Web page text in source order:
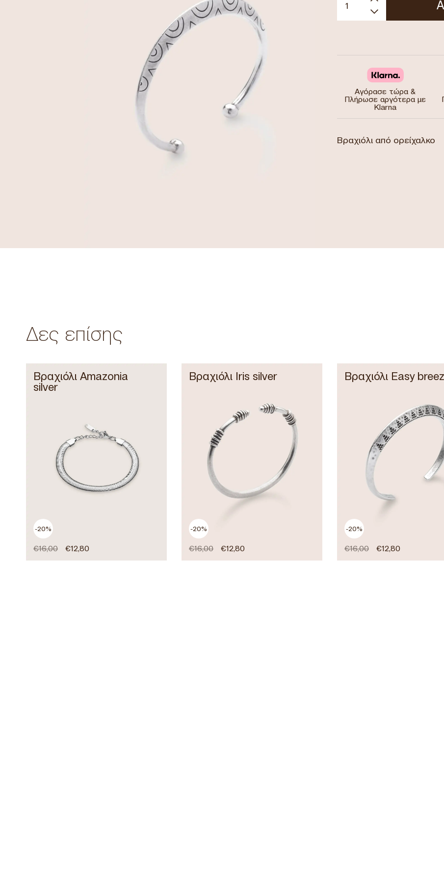
Αγόρασε τώρα &
Πλήρωσε αργότερα με
Klarna
Βραχιόλι από ορείχαλκο
Δες επίσης
-20%
Βραχιόλι Amazonia
silver
€16,00 €12,80
-20%
Βραχιόλι Iris silver
€16,00 €12,80
-20%
Βραχιόλι Easy
€16,00 €12,80